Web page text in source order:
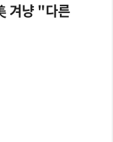
겨냥 "다른